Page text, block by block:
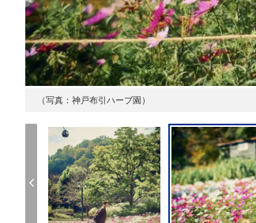
（写真：神戸布引ハーブ園）